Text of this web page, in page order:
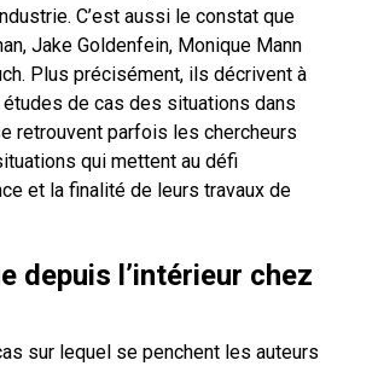
C’est aussi le constat que
Jake Goldenfein, Monique Mann
Plus précisément, ils décrivent à
de cas des situations dans
retrouvent parfois les chercheurs
qui mettent au défi
et la finalité de leurs travaux de
depuis l’intérieur chez
sur lequel se penchent les auteurs